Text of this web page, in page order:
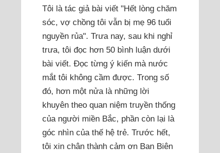
Tôi là tác giả bài viết "Hết lòng chăm
sóc, vợ chồng tôi vẫn bị mẹ 96 tuổi
nguyền rủa". Trưa nay, sau khi nghỉ
trưa, tôi đọc hơn 50 bình luận dưới
bài viết. Đọc từng ý kiến mà nước
mắt tôi không cầm được. Trong số
đó, hơn một nửa là những lời
khuyên theo quan niệm truyền thống
của người miền Bắc, phần còn lại là
góc nhìn của thế hệ trẻ. Trước hết,
tôi xin chân thành cảm ơn Ban Biên